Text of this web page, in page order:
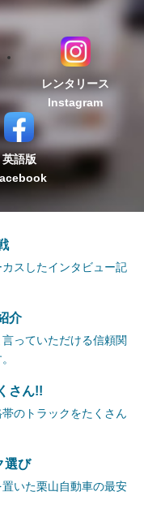
レンタリース
Instagram
英語版
スしたインタビュー記
介
言っていただける信頼関
さん!!
のトラックをたくさん
選び
いた栗山自動車の最安